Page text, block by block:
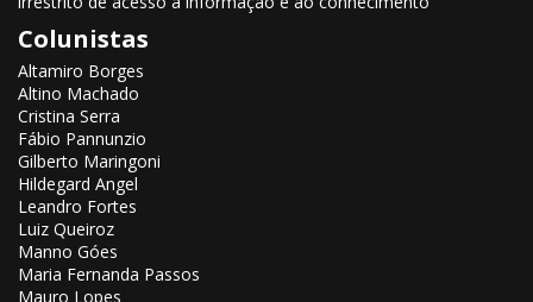
Colunistas
Altamiro Borges
Altino Machado
Cristina Serra
Fábio Pannunzio
Gilberto Maringoni
Hildegard Angel
Leandro Fortes
Luiz Queiroz
Manno Góes
Maria Fernanda Passos
Mauro Lopes